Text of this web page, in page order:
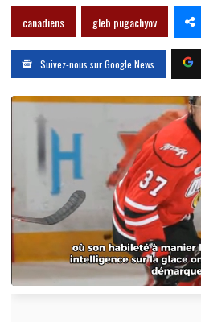
canadiens gleb pugachyov
Suivez-nous sur Google News